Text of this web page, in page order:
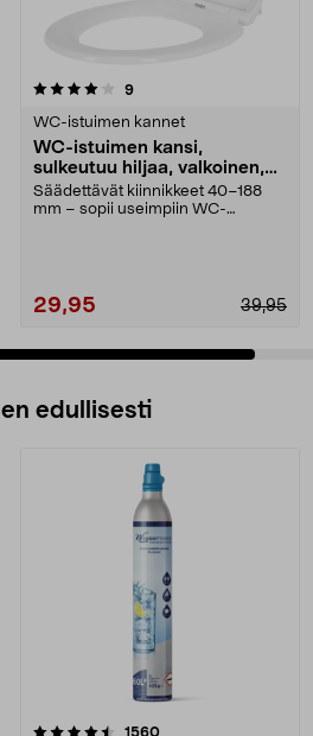
9arvostelut
WC-istuimen kannet
WC-istuimen kansi,
sulkeutuu hiljaa, valkoinen,
duroplast
Säädettävät kiinnikkeet 40–188
mm – sopii useimpiin WC-
29,95 39,95
4.0 viidestä
edullisesti
1560arvostelut
4.5viidestä